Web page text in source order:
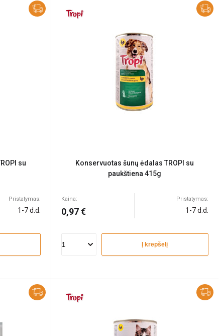
su
Pristatymas:
1-7 d.d.
Konservuotas šunų ėdalas TROPI su
paukštiena 415g
Kaina:
0,97 €
Pristatymas:
1-7 d.d.
Į krepšelį